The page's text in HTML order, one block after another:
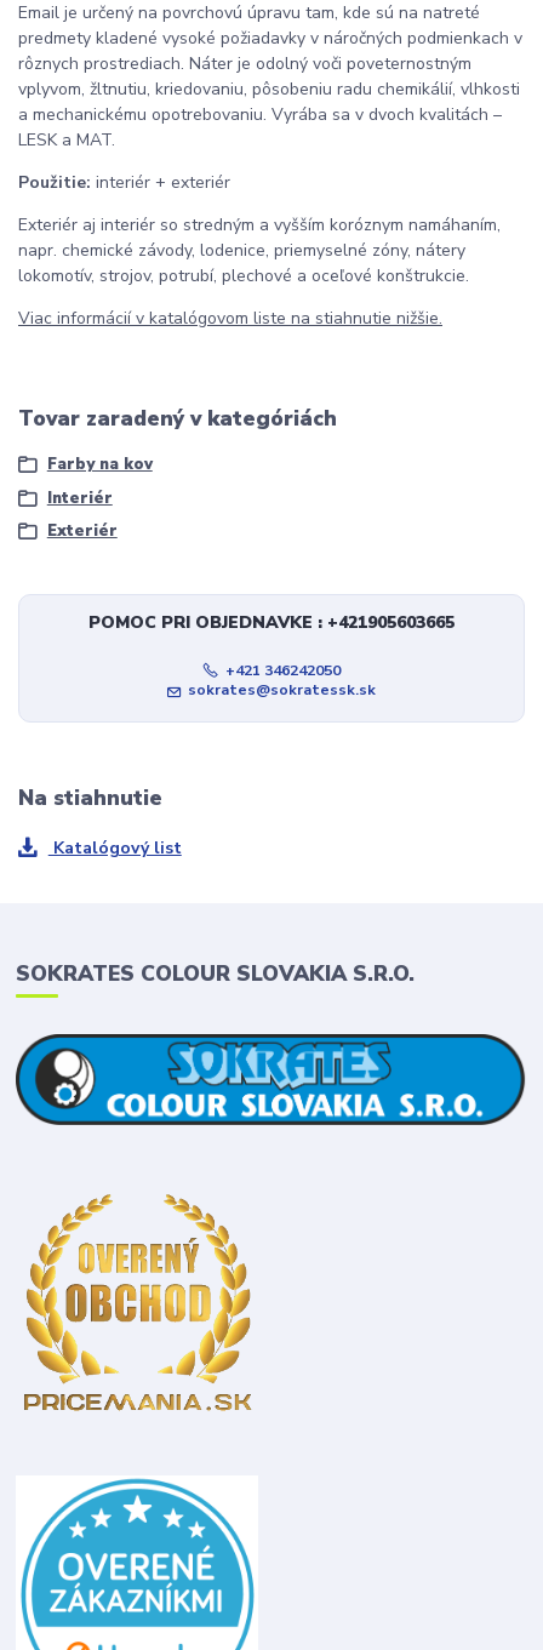
Email je určený na povrchovú úpravu tam, kde sú na natreté
predmety kladené vysoké požiadavky v náročných podmienkach v
rôznych prostrediach. Náter je odolný voči poveternostným
vplyvom, žltnutiu, kriedovaniu, pôsobeniu radu chemikálií, vlhkosti
a mechanickému opotrebovaniu. Vyrába sa v dvoch kvalitách –
LESK a MAT.
Použitie: interiér + exteriér
Exteriér aj interiér so stredným a vyšším koróznym namáhaním,
napr. chemické závody, lodenice, priemyselné zóny, nátery
lokomotív, strojov, potrubí, plechové a oceľové konštrukcie.
Viac informácií v katalógovom liste na stiahnutie nižšie.
Tovar zaradený v kategóriách
Farby na kov
Interiér
Exteriér
POMOC PRI OBJEDNAVKE : +421905603665
+421 346242050
sokrates@sokratessk.sk
Na stiahnutie
Katalógový list
SOKRATES COLOUR SLOVAKIA S.R.O.